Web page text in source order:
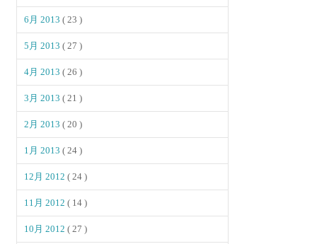
6月 2013( 23 )
5月 2013( 27 )
4月 2013( 26 )
3月 2013( 21 )
2月 2013( 20 )
1月 2013( 24 )
12月 2012( 24 )
11月 2012( 14 )
10月 2012( 27 )